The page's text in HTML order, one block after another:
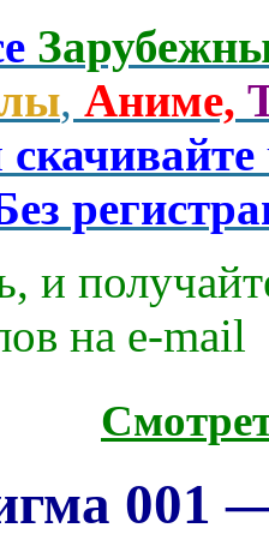
, Аниме,
скачивайте
и
на e-mаil
001